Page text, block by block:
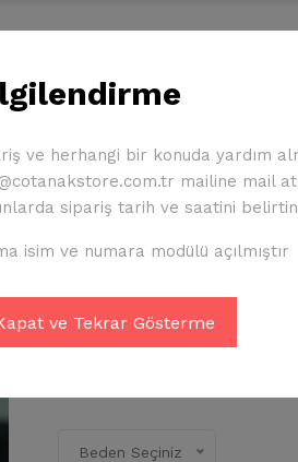
5 stars
4 stars
3 stars
2 stars
1 star (5 üye oylaması)
Giresunspor
850.00 TL
Beden Seçiniz
ve herhangi bir konuda yardım
mailine mail
sipariş tarih ve saatini
isim ve numara modülü açılmıştır